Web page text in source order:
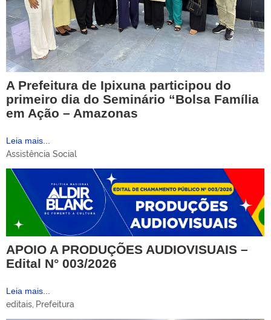
A Prefeitura de Ipixuna participou do
primeiro dia do Seminário “Bolsa Família
em Ação – Amazonas
Leia mais...
Assistência Social
APOIO A PRODUÇÕES AUDIOVISUAIS –
Edital N° 003/2026
Leia mais...
editais Prefeitura